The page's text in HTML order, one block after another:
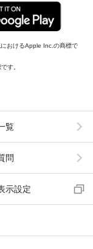
おけるApple Inc.の商標で
す。
覧
問
示設定